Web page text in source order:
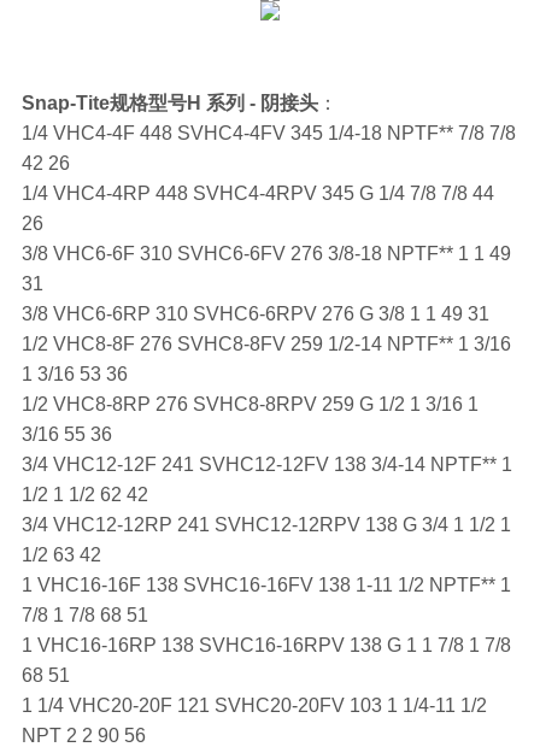
Snap-Tite规格型号H 系列 - 阴接头：
1/4 VHC4-4F 448 SVHC4-4FV 345 1/4-18 NPTF** 7/8 7/8
42 26
1/4 VHC4-4RP 448 SVHC4-4RPV 345 G 1/4 7/8 7/8 44
26
3/8 VHC6-6F 310 SVHC6-6FV 276 3/8-18 NPTF** 1 1 49
31
3/8 VHC6-6RP 310 SVHC6-6RPV 276 G 3/8 1 1 49 31
1/2 VHC8-8F 276 SVHC8-8FV 259 1/2-14 NPTF** 1 3/16
1 3/16 53 36
1/2 VHC8-8RP 276 SVHC8-8RPV 259 G 1/2 1 3/16 1
3/16 55 36
3/4 VHC12-12F 241 SVHC12-12FV 138 3/4-14 NPTF** 1
1/2 1 1/2 62 42
3/4 VHC12-12RP 241 SVHC12-12RPV 138 G 3/4 1 1/2 1
1/2 63 42
1 VHC16-16F 138 SVHC16-16FV 138 1-11 1/2 NPTF** 1
7/8 1 7/8 68 51
1 VHC16-16RP 138 SVHC16-16RPV 138 G 1 1 7/8 1 7/8
68 51
1 1/4 VHC20-20F 121 SVHC20-20FV 103 1 1/4-11 1/2
NPT 2 2 90 56